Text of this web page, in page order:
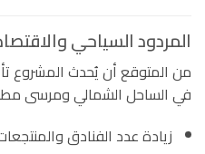
المردود السياحي
من المتوقع أن يُحدث المشروع
في الساحل الشمالي ومرسى
زيادة عدد الفنادق